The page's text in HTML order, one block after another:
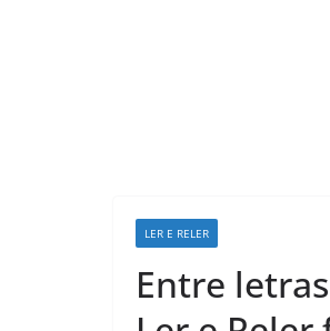
LER E RELER
Entre